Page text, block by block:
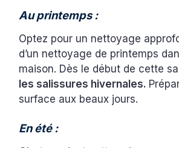
Au printemps :
Optez pour un nettoyage
d’un nettoyage de printemps
maison. Dès le début de cette
les salissures hivernales.
surface aux beaux jours.
En été :